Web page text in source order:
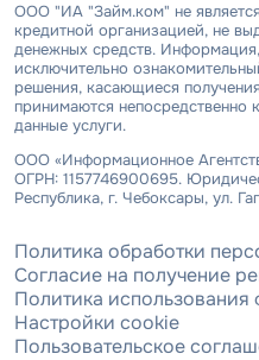
ООО "ИА "Займ.ком" не
кредитной организацией, не
денежных средств.
исключительно
решения, касающиеся
принимаются
данные услуги.
ООО «Информационное
ОГРН: 1157746900695.
Республика, г. Чебоксары, ул.
Политика обработки
Согласие на получение
Политика
Настройки cookie
Пользовательское